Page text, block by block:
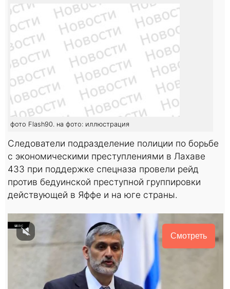
фото Flash90. на фото: иллюстрация
Следователи подразделение полиции по борьбе
с экономическими преступлениями в Лахаве
433 при поддержке спецназа провели рейд
против бедуинской преступной группировки
действующей в Яффе и на юге страны.
Смотреть